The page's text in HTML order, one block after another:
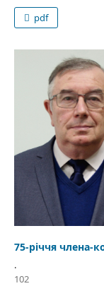
pdf
75-річчя члена-
.
102